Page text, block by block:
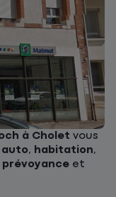
à Cholet vous
auto, habitation,
prévoyance et